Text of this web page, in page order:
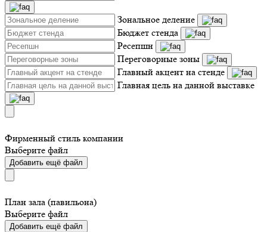
Зональное деление
Бюджет стенда
Ресепшн
Переговорные зоны
Главный акцент на стенде
Главная цель на данной выставке
Фирменный стиль компании
Выберите файл
Добавить ещё файл
План зала (павильона)
Выберите файл
Добавить ещё файл